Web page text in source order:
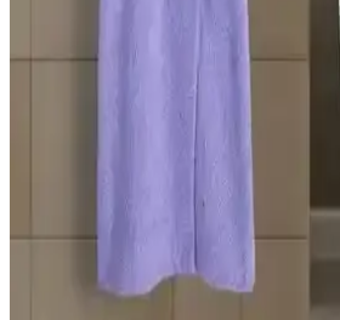
Model Home ve Soley Bornoz
Malzeme, Performans ve
İki bornoz modeli, malzeme, kalınlık,
bildirimleriyle detaylı karşılaştırıldı.
özellikleriyle öne çıkan ürünler, farklı
Rozet Tekstil Lila Şal Yaka
Unisex Pamuklu ve Makinede